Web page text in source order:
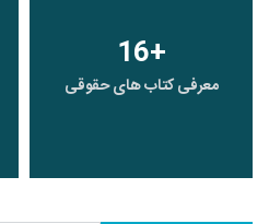
16+
معرفی کتاب های حقوقی